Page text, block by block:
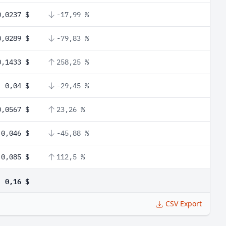
$ -17,99 %
$ -79,83 %
$ 258,25 %
0,04 $ -29,45 %
$ 23,26 %
0,046 $ -45,88 %
0,085 $ 112,5 %
0,16 $
CSV Export